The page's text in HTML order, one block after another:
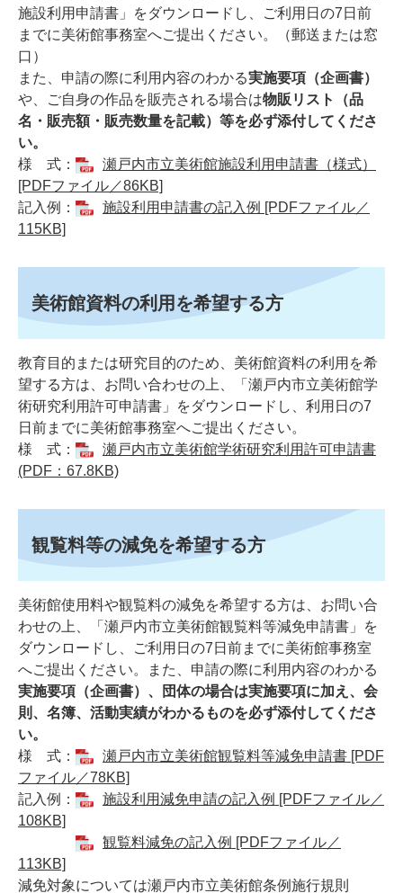
施設利用申請書」をダウンロードし、ご利用日の7日前
までに美術館事務室へご提出ください。（郵送または窓
口）
また、申請の際に利用内容のわかる実施要項（企画書）
や、ご自身の作品を販売される場合は物販リスト（品
名・販売額・販売数量を記載）等を必ず添付してくださ
い。
様 式：
瀬戸内市立美術館施設利用申請書（様式）
[PDFファイル／86KB]
記入例：
施設利用申請書の記入例 [PDFファイル／
115KB]
美術館資料の利用を希望する方
教育目的または研究目的のため、美術館資料の利用を希
望する方は、お問い合わせの上、「瀬戸内市立美術館学
術研究利用許可申請書」をダウンロードし、利用日の7
日前までに美術館事務室へご提出ください。
様 式：​
瀬戸内市立美術館学術研究利用許可申請書
(PDF：67.8KB)
観覧料等の減免を希望する方
美術館使用料や観覧料の減免を希望する方は、お問い合
わせの上、「瀬戸内市立美術館観覧料等減免申請書」を
ダウンロードし、ご利用日の7日前までに美術館事務室
へご提出ください。また、申請の際に利用内容のわかる
実施要項（企画書）、団体の場合は実施要項に加え、会
則、名簿、活動実績がわかるものを必ず添付してくださ
い。
様 式：​
瀬戸内市立美術館観覧料等減免申請書 [PDF
ファイル／78KB]
記入例：
施設利用減免申請の記入例 [PDFファイル／
108KB]
観覧料減免の記入例 [PDFファイル／
113KB]
減免対象については瀬戸内市立美術館条例施行規則